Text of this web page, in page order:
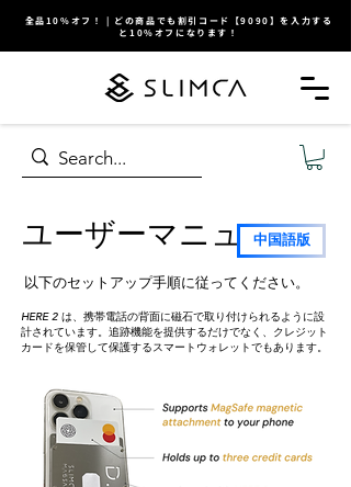
全品10%オフ！ | どの商品でも割引コード【9090】を入力する
と10%オフになります！
ユーザーマニュアル
中国語版
以下のセットアップ手順に従ってください。
HERE 2 は、携帯電話の背面に磁石で取り付けられるように設
計されています。追跡機能を提供するだけでなく、クレジット
カードを保管して保護するスマートウォレットでもあります。